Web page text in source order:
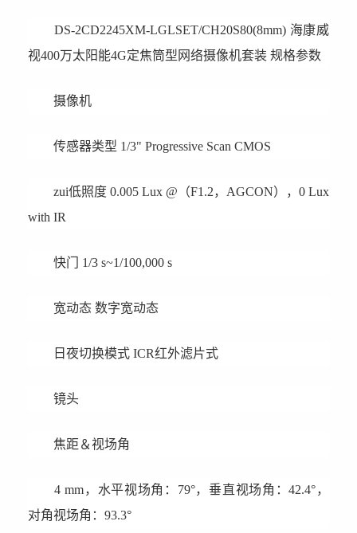
DS-2CD2245XM-LGLSET/CH20S80(8mm) 海康威
视400万太阳能4G定焦筒型网络摄像机套装 规格参数
摄像机
传感器类型 1/3" Progressive Scan CMOS
zui低照度 0.005 Lux @（F1.2，AGCON），0 Lux
with IR
快门 1/3 s~1/100,000 s
宽动态 数字宽动态
日夜切换模式 ICR红外滤片式
镜头
焦距＆视场角
4 mm，水平视场角：79°，垂直视场角：42.4°，
对角视场角：93.3°